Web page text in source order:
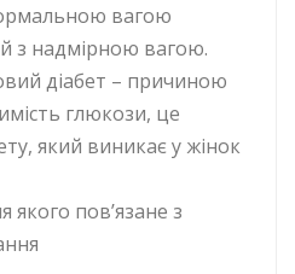
вагою
з надмірною вагою.
діабет – причиною
глюкози, це
який виникає у жінок
якого пов’язане з